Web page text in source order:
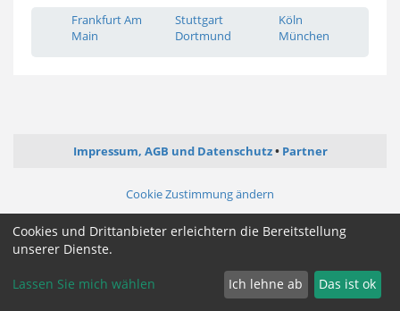
Frankfurt Am
Main
Stuttgart
Dortmund
Köln
München
Impressum, AGB und Datenschutz Partner
Cookie Zustimmung ändern
Cookies und Drittanbieter erleichtern die Bereitstellung
unserer Dienste.
Lassen Sie mich wählen Ich lehne ab Das ist ok